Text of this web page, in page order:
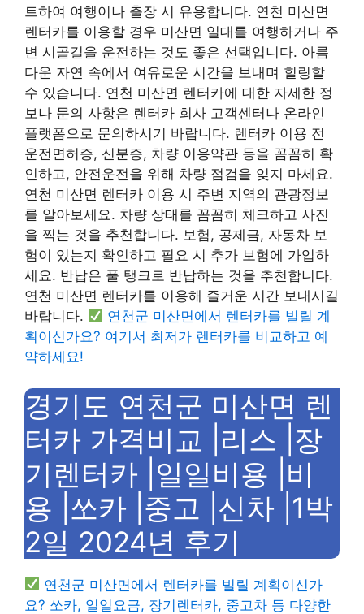
트하여 여행이나 출장 시 유용합니다. 연천 미산면
렌터카를 이용할 경우 미산면 일대를 여행하거나 주
변 시골길을 운전하는 것도 좋은 선택입니다. 아름
다운 자연 속에서 여유로운 시간을 보내며 힐링할
수 있습니다. 연천 미산면 렌터카에 대한 자세한 정
보나 문의 사항은 렌터카 회사 고객센터나 온라인
플랫폼으로 문의하시기 바랍니다. 렌터카 이용 전
운전면허증, 신분증, 차량 이용약관 등을 꼼꼼히 확
인하고, 안전운전을 위해 차량 점검을 잊지 마세요.
연천 미산면 렌터카 이용 시 주변 지역의 관광정보
를 알아보세요. 차량 상태를 꼼꼼히 체크하고 사진
을 찍는 것을 추천합니다. 보험, 공제금, 자동차 보
험이 있는지 확인하고 필요 시 추가 보험에 가입하
세요. 반납은 풀 탱크로 반납하는 것을 추천합니다.
연천 미산면 렌터카를 이용해 즐거운 시간 보내시길
바랍니다.
연천군 미산면에서 렌터카를 빌릴 계
획이신가요? 여기서 최저가 렌터카를 비교하고 예
약하세요!
경기도 연천군 미산면 렌
터카 가격비교 |리스 |장
기렌터카 |일일비용 |비
용 |쏘카 |중고 |신차 |1박
2일 2024년 후기
연천군 미산면에서 렌터카를 빌릴 계획이신가
요? 쏘카, 일일요금, 장기렌터카, 중고차 등 다양한